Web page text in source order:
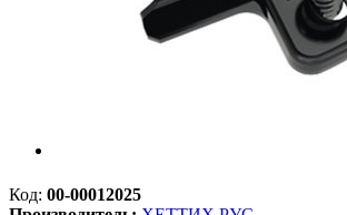
Код: 00-00012025